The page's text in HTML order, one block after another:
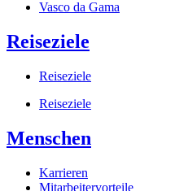
Vasco da Gama
Reiseziele
Reiseziele
Reiseziele
Menschen
Karrieren
Mitarbeitervorteile